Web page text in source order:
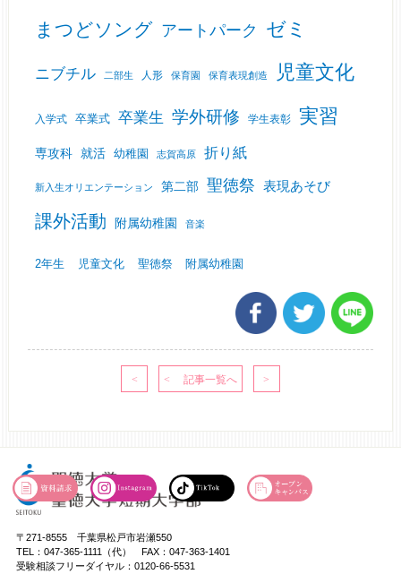
まつどソング アートパーク ゼミ
ニブチル 二部生 人形 保育園 保育表現創造 児童文化
入学式 卒業式 卒業生 学外研修 学生表彰 実習
専攻科 就活 幼稚園 志賀高原 折り紙
新入生オリエンテーション 第二部 聖徳祭 表現あそび
課外活動 附属幼稚園 音楽
2年生 児童文化 聖徳祭 附属幼稚園
〒271-8555 千葉県松戸市岩瀬550
TEL：047-365-1111（代） FAX：047-363-1401
受験相談フリーダイヤル：0120-66-5531